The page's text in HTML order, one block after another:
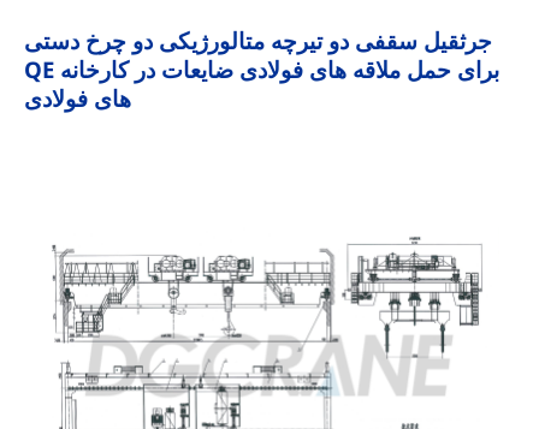
جرثقیل سقفی دو تیرچه متالورژیکی دو چرخ دستی
QE برای حمل ملاقه های فولادی ضایعات در کارخانه
های فولادی